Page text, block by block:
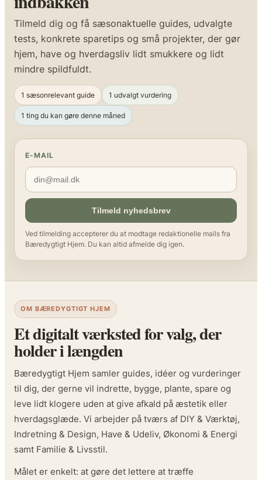
Tilmeld dig og få sæsonaktuelle guides, udvalgte
tests, konkrete sparetips og små projekter, der gør
hjem, have og hverdagsliv lidt smukkere og lidt
mindre spildfuldt.
1 sæsonrelevant guide 1 udvalgt vurdering
1 ting du kan gøre denne måned
E-MAIL
Tilmeld nyhedsbrev
Ved tilmelding accepterer du at modtage redaktionelle mails fra
Bæredygtigt Hjem. Du kan altid afmelde dig igen.
OM BÆREDYGTIGT HJEM
Et digitalt værksted for valg, der
holder i længden
Bæredygtigt Hjem samler guides, idéer og vurderinger
til dig, der gerne vil indrette, bygge, plante, spare og
leve lidt klogere uden at give afkald på æstetik eller
hverdagsglæde. Vi arbejder på tværs af DIY & Værktøj,
Indretning & Design, Have & Udeliv, Økonomi & Energi
samt Familie & Livsstil.
Målet er enkelt: at gøre det lettere at træffe